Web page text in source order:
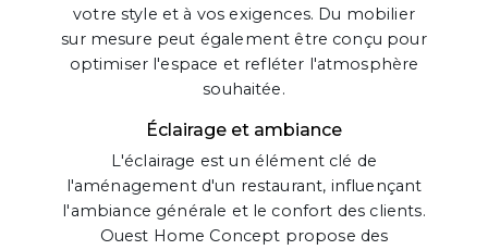
votre style et à vos exigences. Du mobilier
sur mesure peut également être conçu pour
optimiser l'espace et refléter l'atmosphère
souhaitée.
Éclairage et ambiance
L'éclairage est un élément clé de
l'aménagement d'un restaurant, influençant
l'ambiance générale et le confort des clients.
Ouest Home Concept propose des